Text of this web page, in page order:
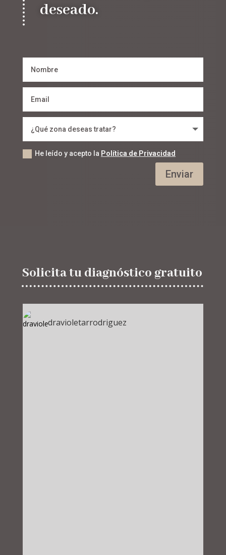
deseado.
He leído y acepto la Política de Privacidad
Enviar
Solicita tu diagnóstico gratuito
dravioletarrodriguez